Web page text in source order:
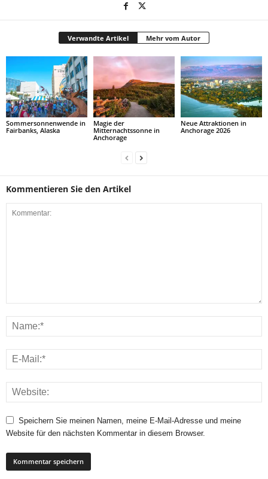
Verwandte Artikel Mehr vom Autor
Sommersonnenwende in
Fairbanks, Alaska
Magie der
Mitternachtssonne in
Anchorage
Neue Attraktionen in
Anchorage 2026
Kommentieren Sie den Artikel
Speichern Sie meinen Namen, meine E-Mail-Adresse und meine
Website für den nächsten Kommentar in diesem Browser.